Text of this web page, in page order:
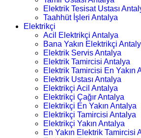
Elektrik Tesisat Ustası
Taahhüt İşleri Antalya
Elektrikçi
Acil Elektrikçi Antalya
Bana Yakın Elektrikçi
Elektrik Servis Antalya
Elektrik Tamircisi Antalya
Elektrik Tamircisi En Yakın
Elektrik Ustası Antalya
Elektrikçi Acil Antalya
Elektrikçi Çağır Antalya
Elektrikçi En Yakın Antalya
Elektrikçi Tamircisi Antalya
Elektrikçi Yakın Antalya
En Yakın Elektrik Tamircisi